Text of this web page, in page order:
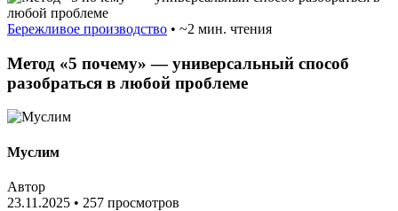
Бережливое производство • ~2 мин. чтения
Метод «5 почему» — универсальный способ
разобраться в любой проблеме
Муслим
Автор
23.11.2025 • 257 просмотров